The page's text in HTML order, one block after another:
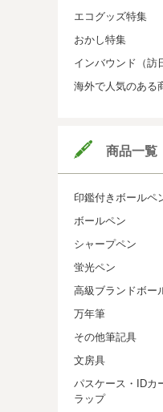
エコグッズ特集
おかし特集
インバウンド（訪
海外で人気のある
商品一覧
印鑑付きボールペ
ボールペン
シャープペン
蛍光ペン
高級ブランドボー
万年筆
その他筆記具
文房具
パスケース・IDカ
ラップ